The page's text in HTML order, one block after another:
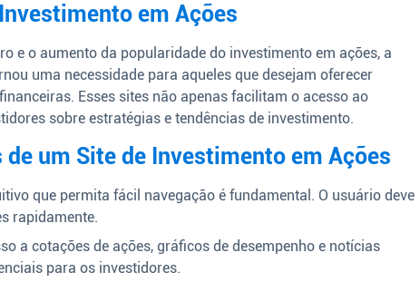
em Ações
e o aumento da popularidade do investimento em ações, a
uma necessidade para aqueles que desejam oferecer
Esses sites não apenas facilitam o acesso ao
sobre estratégias e tendências de investimento.
um Site de Investimento em Ações
que permita fácil navegação é fundamental. O usuário deve
rapidamente.
a cotações de ações, gráficos de desempenho e notícias
para os investidores.